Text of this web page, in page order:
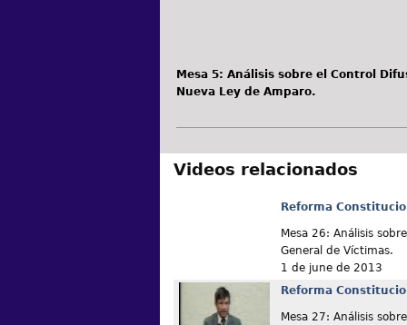
Mesa 5: Análisis sobre el Control
Nueva Ley de Amparo.
Videos relacionados
Reforma
Mesa 26: Análisis
General de Víctimas.
1 de june de 2013
Reforma
Mesa 27: Análisis